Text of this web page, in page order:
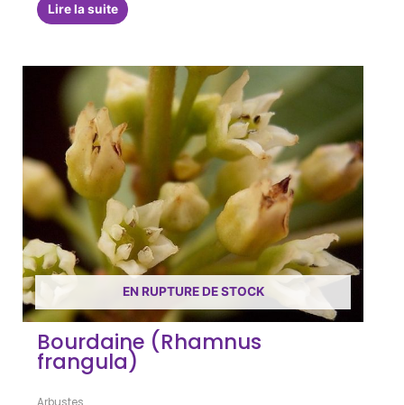
Lire la suite
EN RUPTURE DE STOCK
Bourdaine (Rhamnus
frangula)